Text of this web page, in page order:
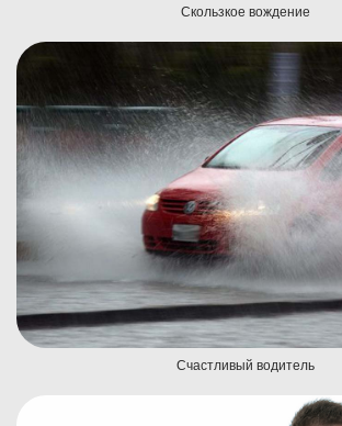
Скользкое вождение
Счастливый водитель